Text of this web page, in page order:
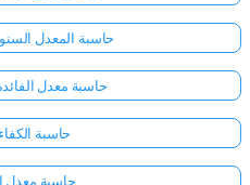
حاسبة المعدل
حاسبة معدل
حاسبة
حاسبة معدل